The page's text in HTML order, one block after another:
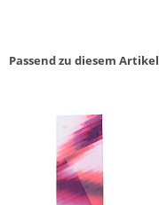
Passend zu diesem Artikel